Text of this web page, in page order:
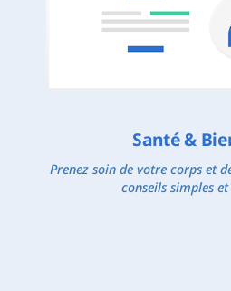
Santé &
Prenez soin de votre corps et
conseils simples et